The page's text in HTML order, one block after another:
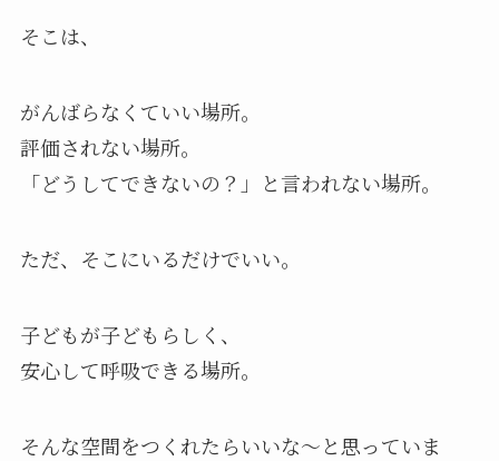
そこは、
がんばらなくていい場所。
評価されない場所。
「どうしてできないの？」と言われない場所。
ただ、そこにいるだけでいい。
子どもが子どもらしく、
安心して呼吸できる場所。
そんな空間をつくれたらいいな～と思っていま